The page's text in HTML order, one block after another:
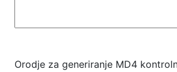
Orodje za generiranje MD4